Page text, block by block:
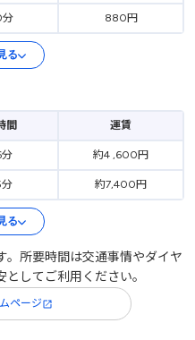
分 880円
る
間 運賃
約4 ,600円
約7,400円
る
所要時間は交通事情やダイヤ
してご利用ください。
ページ